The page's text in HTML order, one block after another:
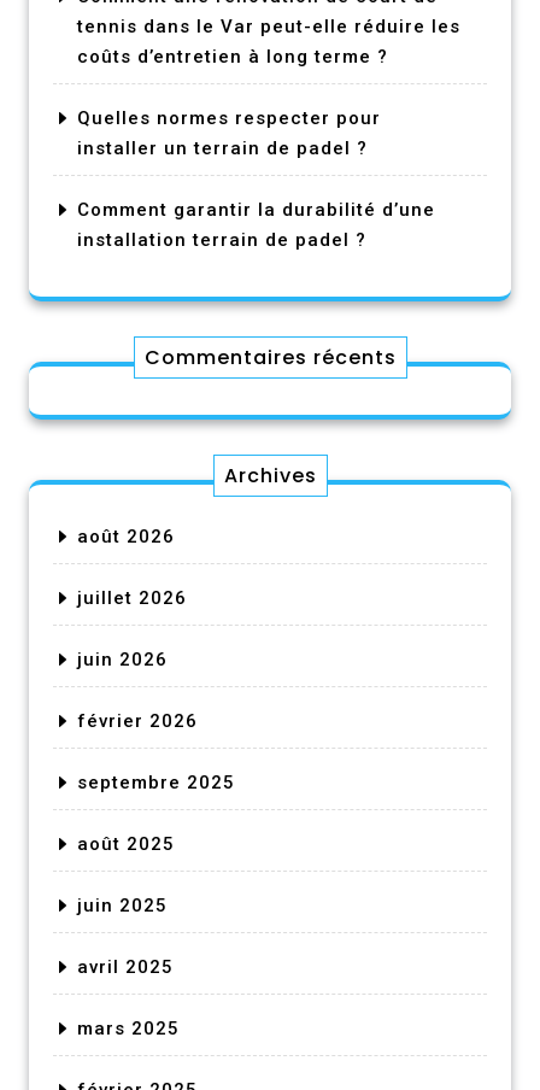
tennis dans le Var peut-elle réduire les
coûts d’entretien à long terme ?
Quelles normes respecter pour
installer un terrain de padel ?
Comment garantir la durabilité d’une
installation terrain de padel ?
Commentaires récents
Archives
août 2026
juillet 2026
juin 2026
février 2026
septembre 2025
août 2025
juin 2025
avril 2025
mars 2025